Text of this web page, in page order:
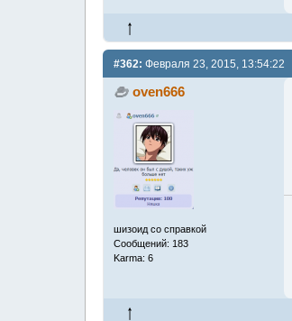
#362: Февраля 23, 2015, 13:54:22
oven666
шизоид со справкой
Сообщений: 183
Karma: 6